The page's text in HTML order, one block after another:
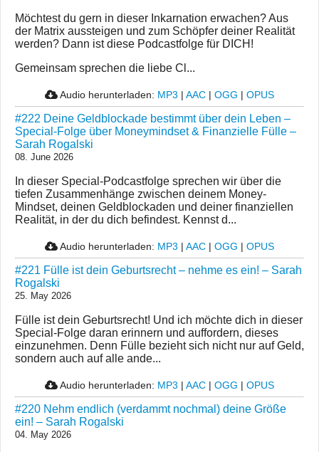
Möchtest du gern in dieser Inkarnation erwachen? Aus
der Matrix aussteigen und zum Schöpfer deiner Realität
werden? Dann ist diese Podcastfolge für DICH!
Gemeinsam sprechen die liebe Cl...
Audio herunterladen: MP3 | AAC | OGG | OPUS
#222 Deine Geldblockade bestimmt über dein Leben –
Special-Folge über Moneymindset & Finanzielle Fülle –
Sarah Rogalski
08. June 2026
In dieser Special-Podcastfolge sprechen wir über die
tiefen Zusammenhänge zwischen deinem Money-
Mindset, deinen Geldblockaden und deiner finanziellen
Realität, in der du dich befindest. Kennst d...
Audio herunterladen: MP3 | AAC | OGG | OPUS
#221 Fülle ist dein Geburtsrecht – nehme es ein! – Sarah
Rogalski
25. May 2026
Fülle ist dein Geburtsrecht! Und ich möchte dich in dieser
Special-Folge daran erinnern und auffordern, dieses
einzunehmen. Denn Fülle bezieht sich nicht nur auf Geld,
sondern auch auf alle ande...
Audio herunterladen: MP3 | AAC | OGG | OPUS
#220 Nehm endlich (verdammt nochmal) deine Größe
ein! – Sarah Rogalski
04. May 2026